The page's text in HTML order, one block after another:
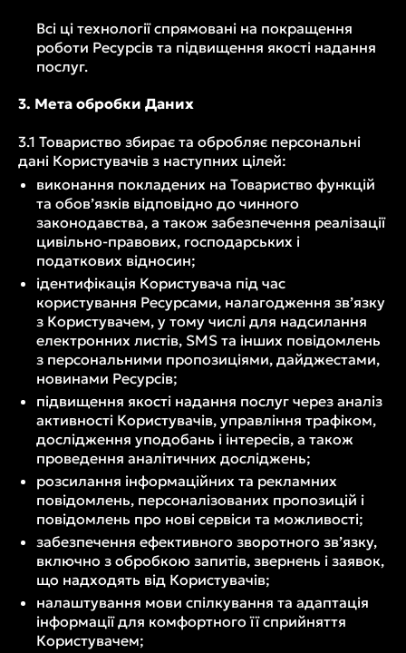
Всі ці технології спрямовані на покращення
роботи Ресурсів та підвищення якості надання
послуг.
3. Мета обробки Даних
3.1 Товариство збирає та обробляє персональні
дані Користувачів з наступних цілей:
виконання покладених на Товариство функцій
та обов’язків відповідно до чинного
законодавства, а також забезпечення реалізації
цивільно-правових, господарських і
податкових відносин;
ідентифікація Користувача під час
користування Ресурсами, налагодження зв’язку
з Користувачем, у тому числі для надсилання
електронних листів, SMS та інших повідомлень
з персональними пропозиціями, дайджестами,
новинами Ресурсів;
підвищення якості надання послуг через аналіз
активності Користувачів, управління трафіком,
дослідження уподобань і інтересів, а також
проведення аналітичних досліджень;
розсилання інформаційних та рекламних
повідомлень, персоналізованих пропозицій і
повідомлень про нові сервіси та можливості;
забезпечення ефективного зворотного зв’язку,
включно з обробкою запитів, звернень і заявок,
що надходять від Користувачів;
налаштування мови спілкування та адаптація
інформації для комфортного її сприйняття
Користувачем;